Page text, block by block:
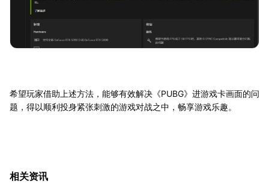
希望玩家借助上述方法，能够有效解决《PUBG》进游戏卡画面的问
题，得以顺利投身紧张刺激的游戏对战之中，畅享游戏乐趣。
相关资讯